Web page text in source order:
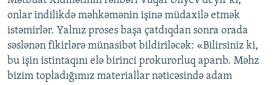
onlar indilikdə məhkəmənin işinə müdaxilə etmək
istəmirlər. Yalnız proses başa çatdıqdan sonra orada
səslənən fikirlərə münasibət bildiriləcək: «Bilirsiniz ki,
bu işin istintaqını elə birinci prokurorluq aparıb. Məhz
bizim topladığımız materiallar nəticəsində adam